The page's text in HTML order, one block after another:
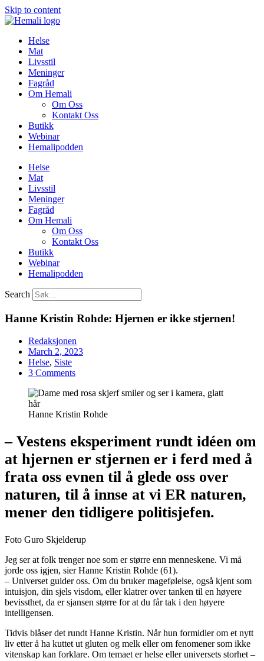
Skip to content
Helse
Mat
Livsstil
Meninger
Fagråd
Om Hemali
Om Oss
Kontakt Oss
Butikk
Webinar
Hemalipodden
Helse
Mat
Livsstil
Meninger
Fagråd
Om Hemali
Om Oss
Kontakt Oss
Butikk
Webinar
Hemalipodden
Search
Hanne Kristin Rohde: Hjernen er ikke stjernen!
Redaksjonen
March 2, 2023
Helse, Siste
3 Comments
Hanne Kristin Rohde
– Vestens eksperiment rundt idéen om
at hjernen er stjernen er i ferd med å
frata oss evnen til å glede oss over
naturen, til å innse at vi ER naturen,
mener den tidligere politisjefen.
Foto Guro Skjelderup
Jeg ser at folk trenger noe som er større enn menneskene. Vi må
jorde oss igjen, sier Hanne Kristin Rohde (61).
– Universet guider oss. Om du bruker magefølelse, også kjent som
intuisjon, din sjels visdom, eller klatrer over tanken til en høyere
bevissthet, da er sjansen større for at du får tak i den høyere
intelligensen.
Tidvis blåser det rundt Hanne Kristin. Når hun formidler om et nytt
liv etter å ha kuttet ut gluten og melk eller om fenomener som ikke
vitenskap kan forklare. Om temaet er helse eller universets storhet –